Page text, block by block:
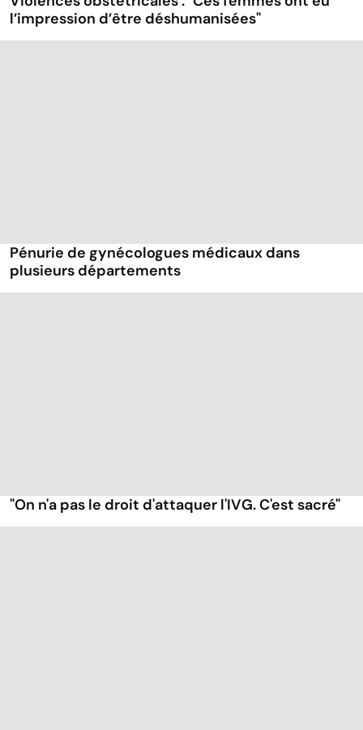
l’impression d’être déshumanisées"
Pénurie de gynécologues médicaux dans
plusieurs départements
"On n'a pas le droit d'attaquer l'IVG. C'est sacré"